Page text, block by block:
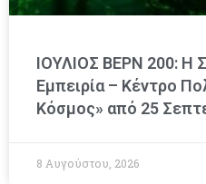
ΙΟΥΛΙΟΣ ΒΕΡΝ 200: Η
Εμπειρία – Κέντρο
Κόσμος» από 25
8 Αυγούστου, 2026